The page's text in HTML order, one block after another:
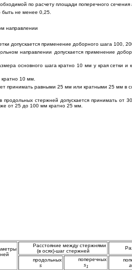
по расчету площади поперечного сечения
не менее 0,25.
направлении
допускается применение доборного шага 100,
направлении допускается применение
основного шага кратно 10 мм у края сетки и
10 мм.
принимать равными 25 мм или кратными 25 мм в
продольных стержней допускается принимать
от 25 до 100 мм кратно 25 мм.
Расстояние между стержнями
(в осях)-шаг стержней
продольных
s
поперечных
s1
а